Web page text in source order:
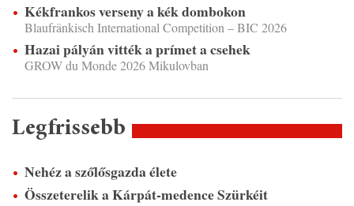
Kékfrankos verseny a kék dombokon
Blaufränkisch International Competition – BIC 2026
Hazai pályán vitték a prímet a csehek
GROW du Monde 2026 Mikulovban
Legfrissebb
Nehéz a szőlősgazda élete
Összeterelik a Kárpát-medence Szürkéit